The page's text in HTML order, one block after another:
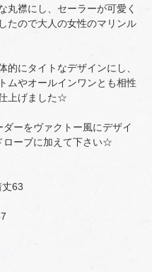
丸襟にし、セーラーが可愛く
たので大人の女性のマリンル
的にタイトなデザインにし、
ムやオールインワンとも相性
上げました☆
ーをヴァクトー風にデザイ
ローブに加えて下さい☆
63